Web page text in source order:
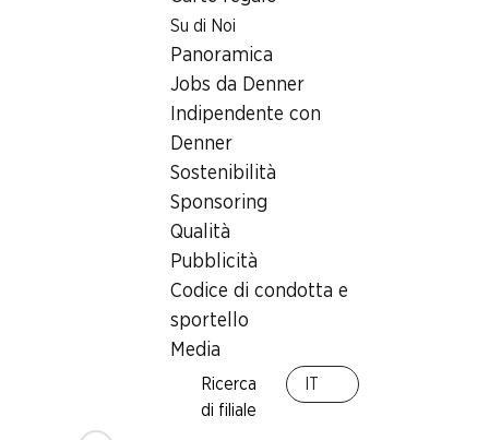
Su di Noi
Panoramica
Jobs da Denner
Indipendente con
Denner
Sostenibilità
Sponsoring
Qualità
Pubblicità
Codice di condotta e
sportello
Media
Ricerca
di filiale